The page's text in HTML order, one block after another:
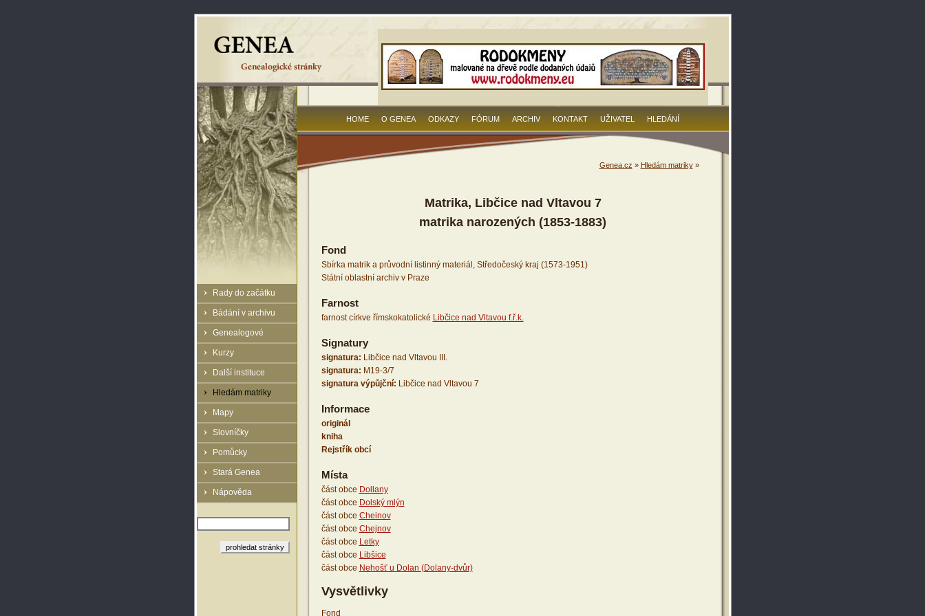
Rady do začátku
Bádání v archivu
Genealogové
Kurzy
Další instituce
Hledám matriky
Mapy
Slovníčky
Pomůcky
Stará Genea
Nápověda
HOME O GENEA ODKAZY FÓRUM ARCHIV KONTAKT UŽIVATEL HLEDÁNÍ
Genea.cz » Hledám matriky»
Matrika, Libčice nad Vltavou 7
matrika narozených (1853-1883)
Fond
Sbírka matrik a průvodní listinný materiál, Středočeský kraj (1573-1951)
Státní oblastní archiv v Praze
Farnost
farnost církve římskokatolické Libčice nad Vltavou f.ř.k.
Signatury
signatura: Libčice nad Vltavou III.
signatura: M19-3/7
signatura výpůjční: Libčice nad Vltavou 7
Informace
originál
kniha
Rejstřík obcí
Místa
část obce Dollany
část obce Dolský mlýn
část obce Cheinov
část obce Chejnov
část obce Letky
část obce Libšice
část obce Nehošť u Dolan (Dolany-dvůr)
Vysvětlivky
Fond